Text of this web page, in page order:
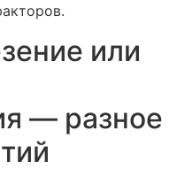
или
— разное